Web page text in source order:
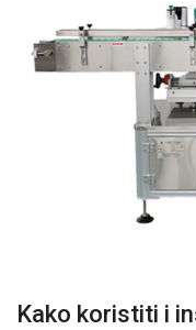
Kako koristiti i